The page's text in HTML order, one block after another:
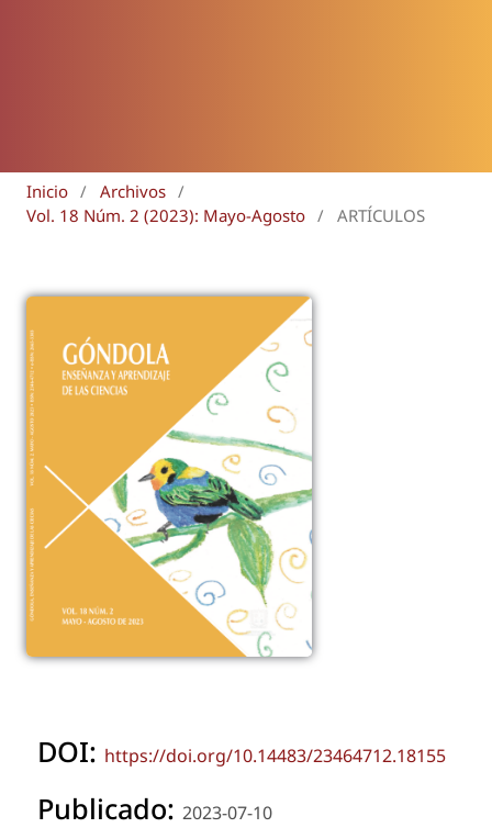
Inicio / Archivos /
Vol. 18 Núm. 2 (2023): Mayo-Agosto / ARTÍCULOS
DOI: https://doi.org/10.14483/23464712.18155
Publicado: 2023-07-10